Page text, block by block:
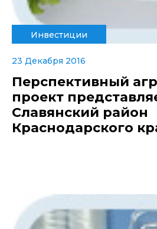
Инвестиции
23 Декабря 2016
Перспективный
проект
Славянский район
Краснодарского